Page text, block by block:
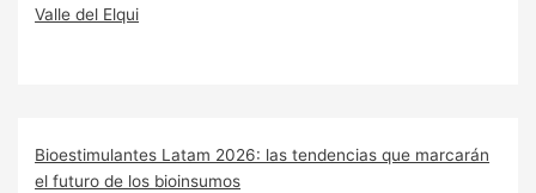
Valle del Elqui
Bioestimulantes Latam 2026: las tendencias que marcarán
el futuro de los bioinsumos